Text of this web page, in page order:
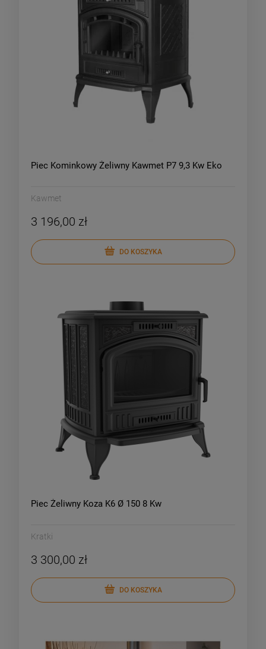
Piec Kominkowy Żeliwny Kawmet P7 9,3 Kw Eko
Kawmet
3 196,00 zł
DO KOSZYKA
Piec Żeliwny Koza K6 Ø 150 8 Kw
Kratki
3 300,00 zł
DO KOSZYKA